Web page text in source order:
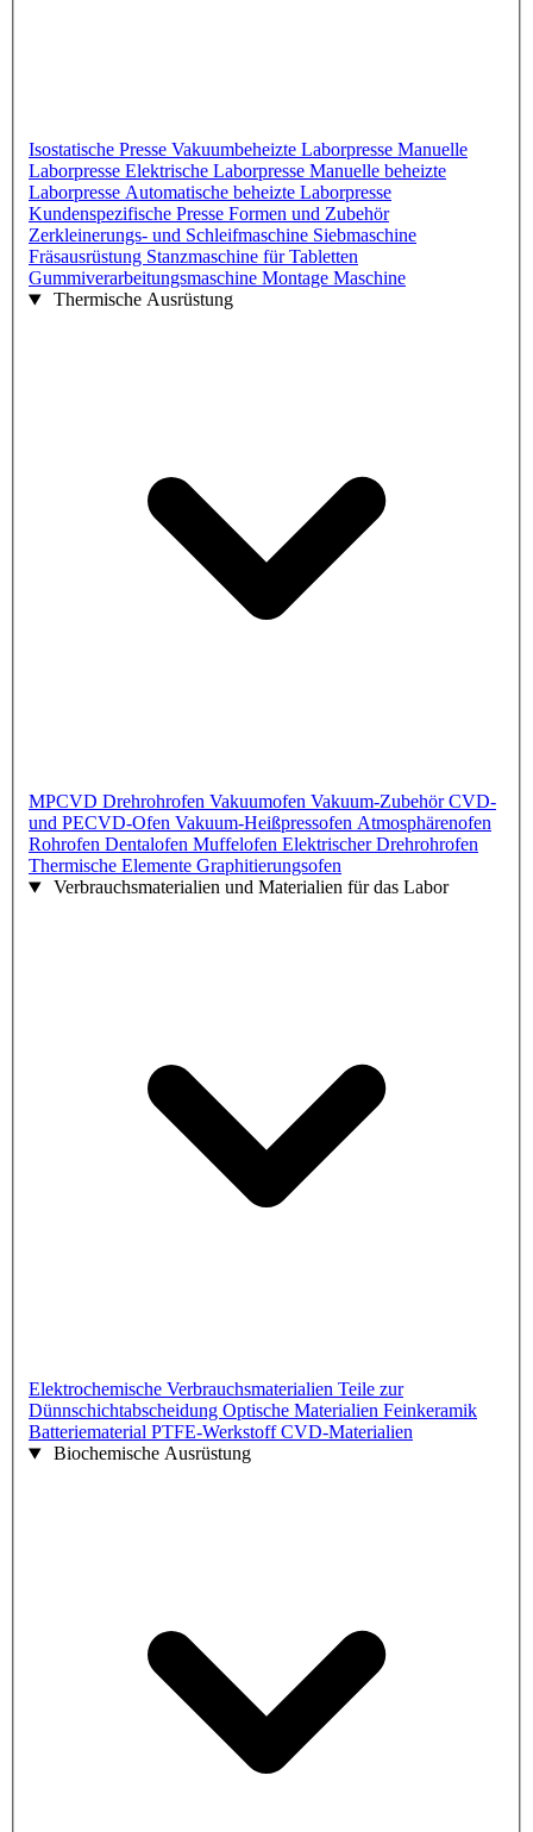
Isostatische Presse Vakuumbeheizte Laborpresse Manuelle
Laborpresse Elektrische Laborpresse Manuelle beheizte
Laborpresse Automatische beheizte Laborpresse
Kundenspezifische Presse Formen und Zubehör
Zerkleinerungs- und Schleifmaschine Siebmaschine
Fräsausrüstung Stanzmaschine für Tabletten
Gummiverarbeitungsmaschine Montage Maschine
Thermische Ausrüstung
MPCVD Drehrohrofen Vakuumofen Vakuum-ZubehörCVD-
und PECVD-Ofen Vakuum-Heißpressofen Atmosphärenofen
Rohrofen Dentalofen Muffelofen Elektrischer Drehrohrofen
Thermische Elemente Graphitierungsofen
Verbrauchsmaterialien und Materialien für das Labor
Elektrochemische Verbrauchsmaterialien Teile zur
Dünnschichtabscheidung Optische Materialien Feinkeramik
Batteriematerial PTFE-WerkstoffCVD-Materialien
Biochemische Ausrüstung